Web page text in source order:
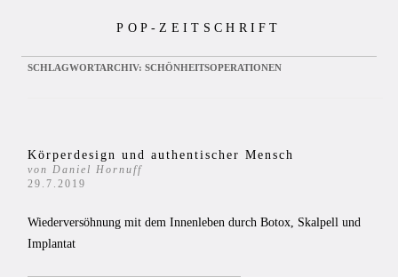
POP-ZEITSCHRIFT
SCHLAGWORTARCHIV: SCHÖNHEITSOPERATIONEN
Körperdesign und authentischer Mensch
von Daniel Hornuff
29.7.2019
Wiederversöhnung mit dem Innenleben durch Botox, Skalpell und
Implantat